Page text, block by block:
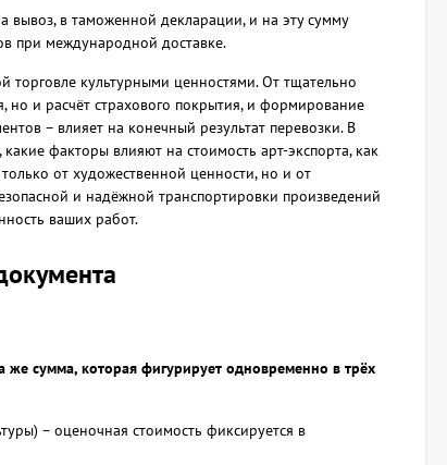
вывоз, в таможенной декларации, и на эту сумму
при международной доставке.
культурными ценностями. От тщательно
но и расчёт страхового покрытия, и формирование
– влияет на конечный результат перевозки. В
факторы влияют на стоимость арт-экспорта, как
от художественной ценности, но и от
и надёжной транспортировки произведений
ваших работ.
же сумма, которая фигурирует одновременно в трёх
– оценочная стоимость фиксируется в